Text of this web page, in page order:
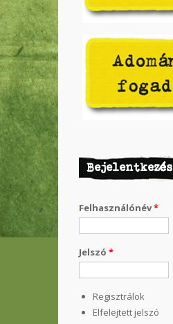
Bejelentkezés
Felhasználónév*
Jelszó *
Regisztrálok
Elfelejtett jelszó